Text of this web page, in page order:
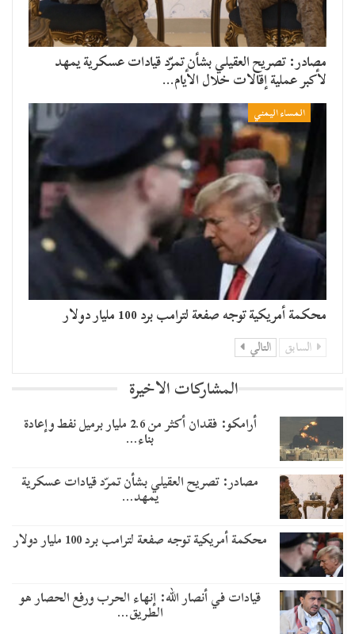
مصادر: تصريح العقيلي بشأن تمرّد قيادات عسكرية يمهد
لأكبر عملية إقالات خلال الأيام…
المساء اليمني
محكمة أمريكية توجه صفعة لترامب برد 100 مليار دولار
السابق التالي
المشاركات الاخيرة
أرامكو: فقدان أكثر من 2.6 مليار برميل نفط وإعادة
بناء…
مصادر: تصريح العقيلي بشأن تمرّد قيادات عسكرية
يمهد…
محكمة أمريكية توجه صفعة لترامب برد 100 مليار دولار
قيادات في أنصار الله: إنهاء الحرب ورفع الحصار هو
الطريق…